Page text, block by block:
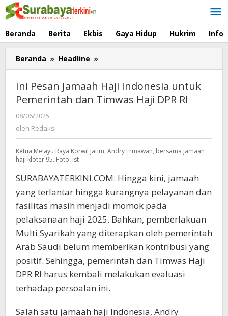
Lewati
ke
Beranda Berita Ekbis Gaya Hidup Hukrim Info
Beranda » Headline »
Pesan
Haji
Indonesia
Haji
RI
Ini Pesan Jamaah Haji Indonesia untuk
Pemerintah dan Timwas Haji DPR RI
08/06/2025
Redaksi
oleh Redaksi
Ketua Melayu Raya Korwil Jatim, Andry Ermawan, bersama jamaah
haji kloter 95. Foto: ist
SURABAYATERKINI.COM: Hingga kini, jamaah
yang terlantar hingga kurangnya pelayanan dan
fasilitas masih menjadi momok pada
pelaksanaan haji 2025. Bahkan, pemberlakuan
Multi Syarikah yang diterapkan oleh pemerintah
Arab Saudi belum memberikan kontribusi yang
positif. Sehingga, pemerintah dan Timwas Haji
DPR RI harus kembali melakukan evaluasi
terhadap persoalan ini.
Salah satu jamaah haji Indonesia, Andry